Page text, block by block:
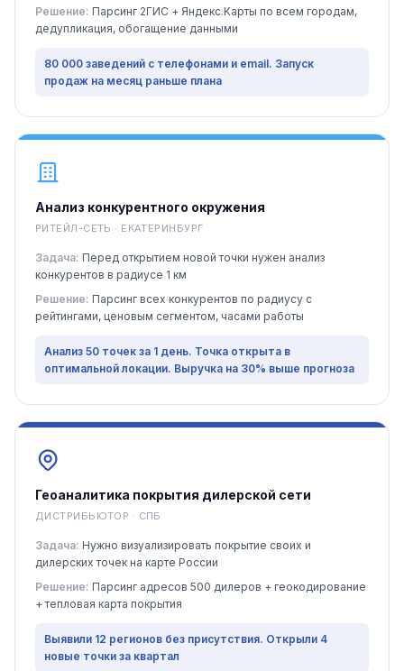
Решение: Парсинг 2ГИС + Яндекс.Карты по всем городам,
дедупликация, обогащение данными
80 000 заведений с телефонами и email. Запуск
продаж на месяц раньше плана
Анализ конкурентного окружения
РИТЕЙЛ-СЕТЬ · ЕКАТЕРИНБУРГ
Задача: Перед открытием новой точки нужен анализ
конкурентов в радиусе 1 км
Решение: Парсинг всех конкурентов по радиусу с
рейтингами, ценовым сегментом, часами работы
Анализ 50 точек за 1 день. Точка открыта в
оптимальной локации. Выручка на 30% выше прогноза
Геоаналитика покрытия дилерской сети
ДИСТРИБЬЮТОР · СПБ
Задача: Нужно визуализировать покрытие своих и
дилерских точек на карте России
Решение: Парсинг адресов 500 дилеров + геокодирование
+ тепловая карта покрытия
Выявили 12 регионов без присутствия. Открыли 4
новые точки за квартал